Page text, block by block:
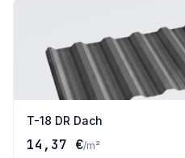
T-18 DR Dach
14,37 €/m²